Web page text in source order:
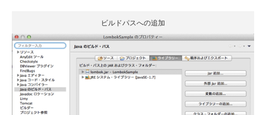
ビルドパスへの追加